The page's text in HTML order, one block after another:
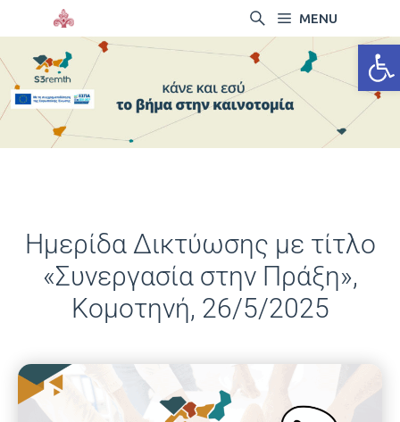
MENU
Ημερίδα Δικτύωσης με τίτλο
«Συνεργασία στην Πράξη»,
Κομοτηνή, 26/5/2025